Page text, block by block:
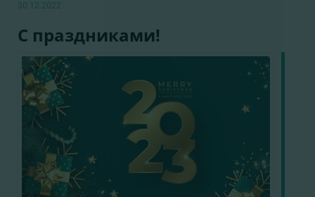
30.12.2022
С праздниками!